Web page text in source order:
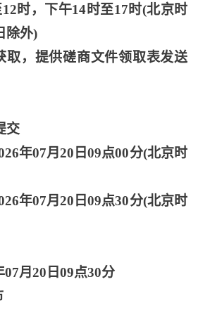
时，下午14时至17时(北京时
除外)
取，提供磋商文件领取表发送
交
年07月20日09点00分(北京时
年07月20日09点30分(北京时
07月20日09点30分